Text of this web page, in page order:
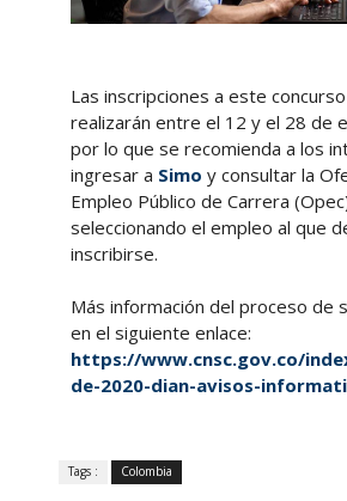
Las inscripciones a este
realizarán entre el 12 y el 28 de
por lo que se recomienda a los
ingresar a Simo y consultar la
Empleo Público de Carrera
seleccionando el empleo al que
inscribirse.
Más información del proceso de
en el siguiente enlace:
https://www.cnsc.gov.co/
de-2020-dian-avisos-
Tags : Colombia